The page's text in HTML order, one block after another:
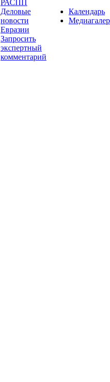
РАСПП
Деловые
новости
Евразии
Запросить
экспертный
комментарий
Календарь